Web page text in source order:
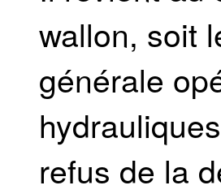
wallon, soit
générale
refus de la